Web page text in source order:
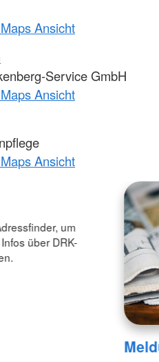
Ansicht
Service GmbH
Ansicht
Ansicht
um
über DRK-